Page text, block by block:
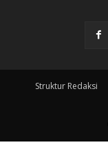
Struktur Redaksi